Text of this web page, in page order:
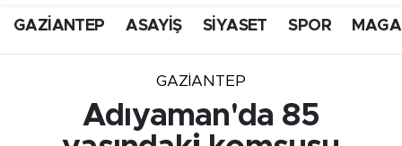
GAZİANTEP ASAYİŞ SİYASET SPOR
GAZIANTEP
Adıyaman'da 85
Süper Lig Puan Durumu ve Fikstür